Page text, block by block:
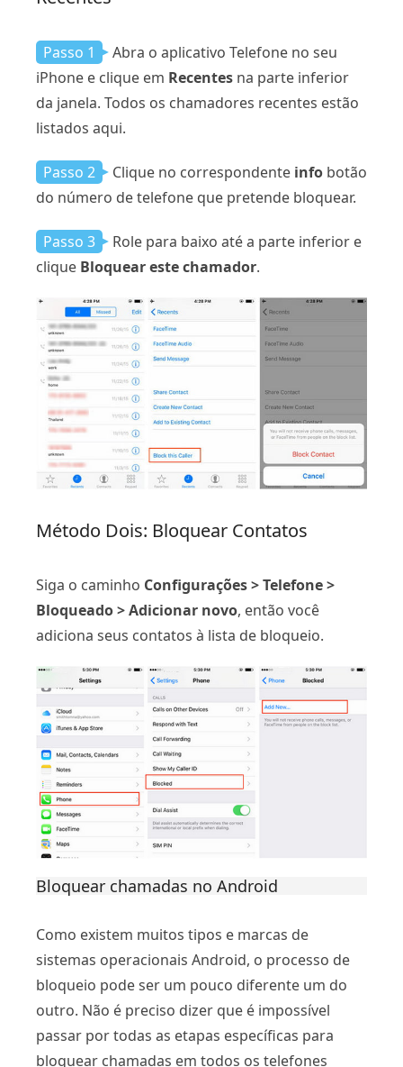
Passo 1
Abra o aplicativo Telefone no seu
iPhone e clique em Recentes na parte inferior
da janela. Todos os chamadores recentes estão
listados aqui.
Passo 2 Clique no correspondente info botão
do número de telefone que pretende bloquear.
Passo 3
Role para baixo até a parte inferior e
clique Bloquear este chamador.
Método Dois: Bloquear Contatos
Siga o caminho Configurações > Telefone >
Bloqueado > Adicionar novo, então você
adiciona seus contatos à lista de bloqueio.
Bloquear chamadas no Android
Como existem muitos tipos e marcas de
sistemas operacionais Android, o processo de
bloqueio pode ser um pouco diferente um do
outro. Não é preciso dizer que é impossível
passar por todas as etapas específicas para
bloquear chamadas em todos os telefones